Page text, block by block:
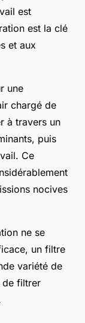
est
est la clé
et aux
une
chargé de
à travers un
puis
Ce
nocives
ne se
un filtre
variété de
de filtrer